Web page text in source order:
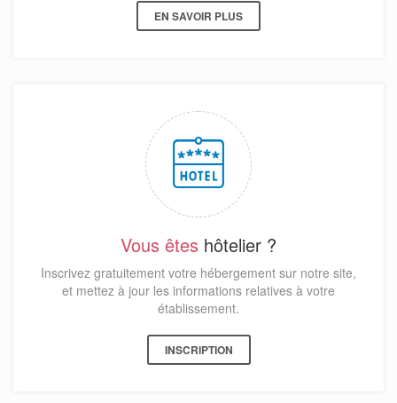
EN SAVOIR PLUS
Vous êtes hôtelier ?
Inscrivez gratuitement votre hébergement sur notre site,
et mettez à jour les informations relatives à votre
établissement.
INSCRIPTION